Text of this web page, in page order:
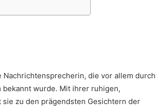
die vor allem durch
wurde. Mit ihrer ruhigen,
zu den prägendsten Gesichtern der